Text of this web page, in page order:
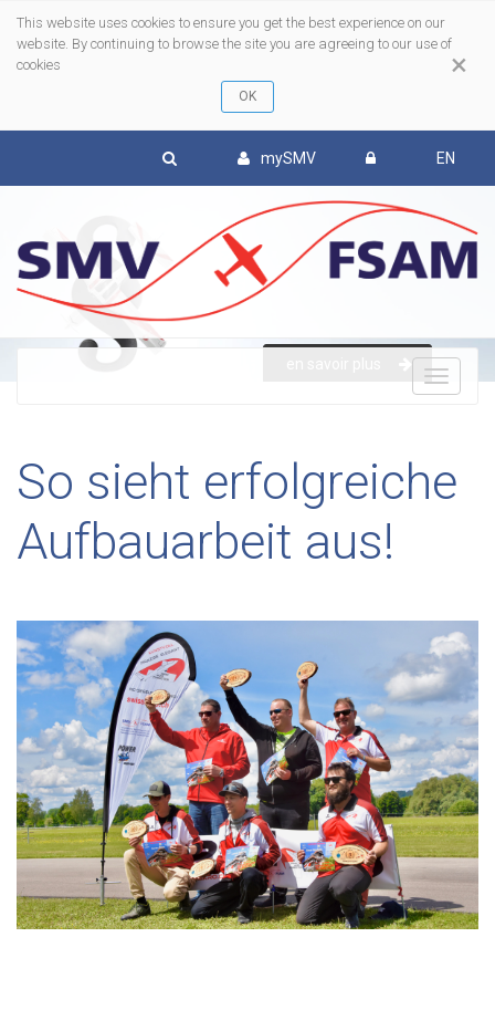
×
This website uses cookies to ensure you get the best experience on our
website. By continuing to browse the site you are agreeing to our use of
cookies
mySMV EN
So sieht erfolgreiche
Aufbauarbeit aus!